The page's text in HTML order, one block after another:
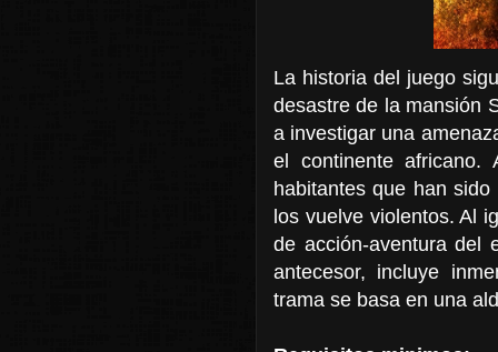
La historia del juego
desastre de la mansión
a investigar una
el continente
habitantes que han
los vuelve violentos. Al
de acción-aventura del
antecesor, incluye
trama se basa en una